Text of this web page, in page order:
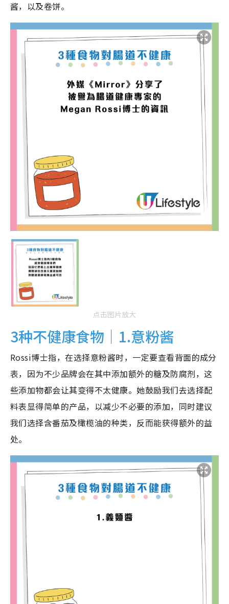
酱，以及卷饼。
点击图片放大
3种不健康食物｜1.意粉酱
Rossi博士指，在选择意粉酱时，一定要查看背面的成分
表，因为不少品牌会在其中添加额外的糖及防腐剂，这
些添加物都会让其变得不太健康。她鼓励我们去选择配
料表显得简单的产品，以减少不必要的添加，同时建议
我们选择含番茄及橄榄油的种类，反而能获得额外的益
处。